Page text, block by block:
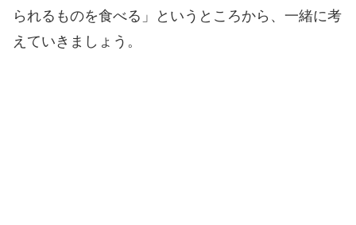
られるものを食べる」というところから、一緒に考
えていきましょう。